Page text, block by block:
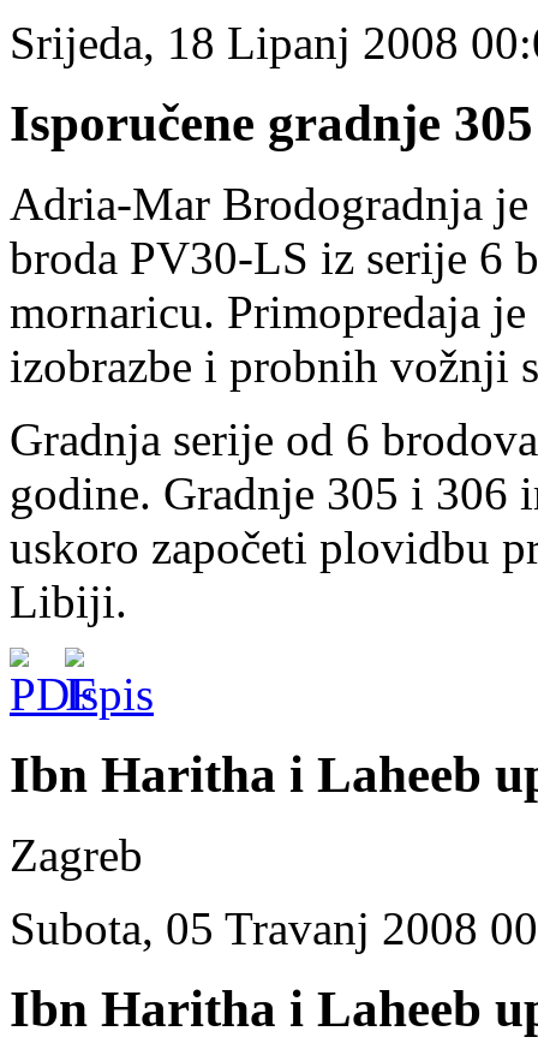
Srijeda, 18 Lipanj 2008
Isporučene gradnje
Adria-Mar Brodogradnja
broda PV30-LS iz serije 6
mornaricu. Primopredaja
izobrazbe i probnih vožnji
Gradnja serije od 6
godine. Gradnje 305 i 306
uskoro započeti plovidbu
Libiji.
Ibn Haritha i Laheeb
Zagreb
Subota, 05 Travanj 2008
Ibn Haritha i Laheeb